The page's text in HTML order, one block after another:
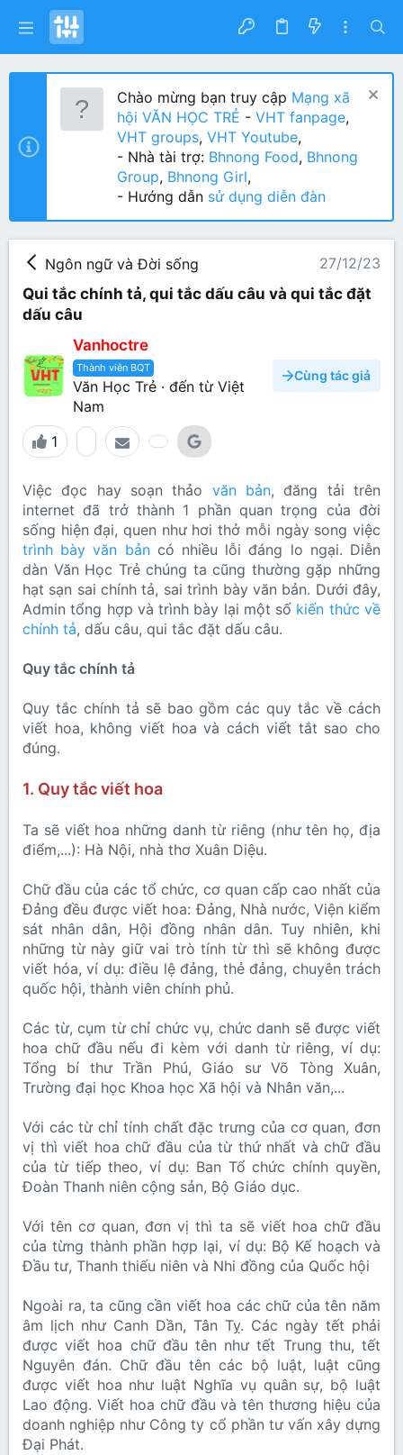
Chào mừng bạn truy cập Mạng xã
hội VĂN HỌC TRẺ - VHT fanpage,
VHT groups, VHT Youtube,
- Nhà tài trợ: Bhnong Food, Bhnong
Group, Bhnong Girl,
- Hướng dẫn sử dụng diễn đàn
Ngôn ngữ và Đời sống
27/12/23
Qui tắc chính tả, qui tắc dấu câu và qui tắc đặt
dấu câu
Vanhoctre
Thành viên BQT
Văn Học Trẻ · đến từ Việt
Nam
Cùng tác giả
1
Việc đọc hay soạn thảo văn bản, đăng tải trên
internet đã trở thành 1 phần quan trọng của đời
sống hiện đại, quen như hơi thở mỗi ngày song việc
trình bày văn bảncó nhiều lỗi đáng lo ngại. Diễn
dàn Văn Học Trẻ chúng ta cũng thường gặp những
hạt sạn sai chính tả, sai trình bày văn bản. Dưới đây,
Admin tổng hợp và trình bày lại một số kiến thức về
chính tả, dấu câu, qui tắc đặt dấu câu.
Quy tắc chính tả
Quy tắc chính tả sẽ bao gồm các quy tắc về cách
viết hoa, không viết hoa và cách viết tắt sao cho
đúng.
1. Quy tắc viết hoa
Ta sẽ viết hoa những danh từ riêng (như tên họ, địa
điểm,...): Hà Nội, nhà thơ Xuân Diệu.
Chữ đầu của các tổ chức, cơ quan cấp cao nhất của
Đảng đều được viết hoa: Đảng, Nhà nước, Viện kiểm
sát nhân dân, Hội đồng nhân dân. Tuy nhiên, khi
những từ này giữ vai trò tính từ thì sẽ không được
viết hóa, ví dụ: điều lệ đảng, thẻ đảng, chuyên trách
quốc hội, thành viên chính phủ.
Các từ, cụm từ chỉ chức vụ, chức danh sẽ được viết
hoa chữ đầu nếu đi kèm với danh từ riêng, ví dụ:
Tổng bí thư Trần Phú, Giáo sư Võ Tòng Xuân,
Trường đại học Khoa học Xã hội và Nhân văn,...
Với các từ chỉ tính chất đặc trưng của cơ quan, đơn
vị thì viết hoa chữ đầu của từ thứ nhất và chữ đầu
của từ tiếp theo, ví dụ: Ban Tổ chức chính quyền,
Đoàn Thanh niên cộng sản, Bộ Giáo dục.
Với tên cơ quan, đơn vị thì ta sẽ viết hoa chữ đầu
của từng thành phần hợp lại, ví dụ: Bộ Kế hoạch và
Đầu tư, Thanh thiếu niên và Nhi đồng của Quốc hội
Ngoài ra, ta cũng cần viết hoa các chữ của tên năm
âm lịch như Canh Dần, Tân Tỵ. Các ngày tết phải
được viết hoa chữ đầu tên như tết Trung thu, tết
Nguyên đán. Chữ đầu tên các bộ luật, luật cũng
được viết hoa như luật Nghĩa vụ quân sự, bộ luật
Lao động. Viết hoa chữ đầu và tên thương hiệu của
doanh nghiệp như Công ty cổ phần tư vấn xây dựng
Đại Phát.